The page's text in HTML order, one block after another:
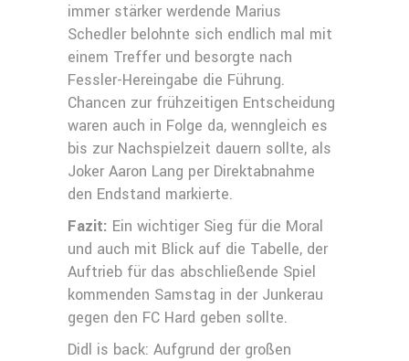
immer stärker werdende Marius
Schedler belohnte sich endlich mal mit
einem Treffer und besorgte nach
Fessler-Hereingabe die Führung.
Chancen zur frühzeitigen Entscheidung
waren auch in Folge da, wenngleich es
bis zur Nachspielzeit dauern sollte, als
Joker Aaron Lang per Direktabnahme
den Endstand markierte.
Fazit: Ein wichtiger Sieg für die Moral
und auch mit Blick auf die Tabelle, der
Auftrieb für das abschließende Spiel
kommenden Samstag in der Junkerau
gegen den FC Hard geben sollte.
Didl is back: Aufgrund der großen